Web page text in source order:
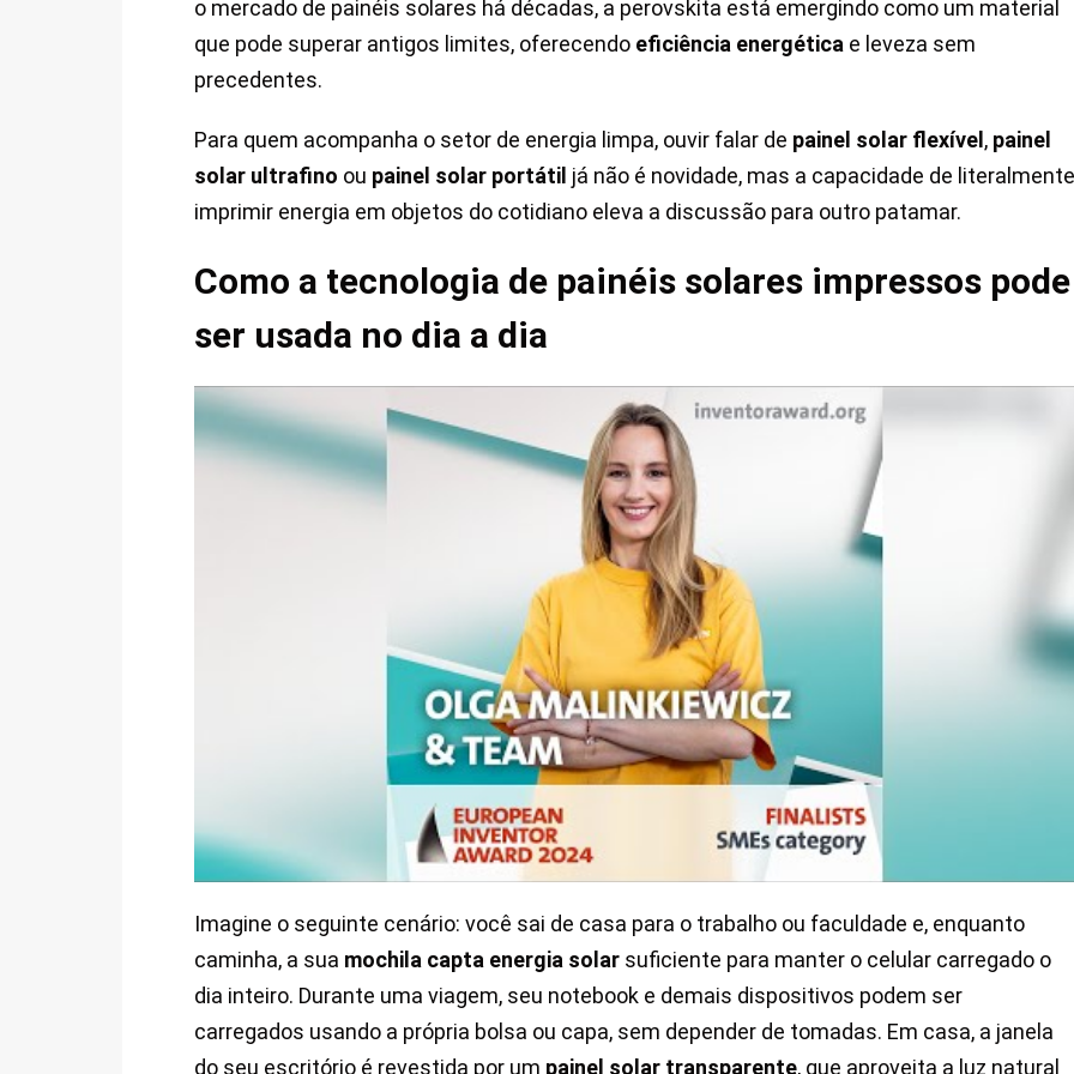
o mercado de painéis solares há décadas, a perovskita está emergindo como um material
que pode superar antigos limites, oferecendo eficiência energética e leveza sem
precedentes.
Para quem acompanha o setor de energia limpa, ouvir falar de painel solar flexível , painel
solar ultrafino ou painel solar portátil já não é novidade, mas a capacidade de literalmente
imprimir energia em objetos do cotidiano eleva a discussão para outro patamar.
Como a tecnologia de painéis solares impressos pode
ser usada no dia a dia
Imagine o seguinte cenário: você sai de casa para o trabalho ou faculdade e, enquanto
caminha, a sua mochila capta energia solar suficiente para manter o celular carregado o
dia inteiro. Durante uma viagem, seu notebook e demais dispositivos podem ser
carregados usando a própria bolsa ou capa, sem depender de tomadas. Em casa, a janela
do seu escritório é revestida por um painel solar transparente, que aproveita a luz natural